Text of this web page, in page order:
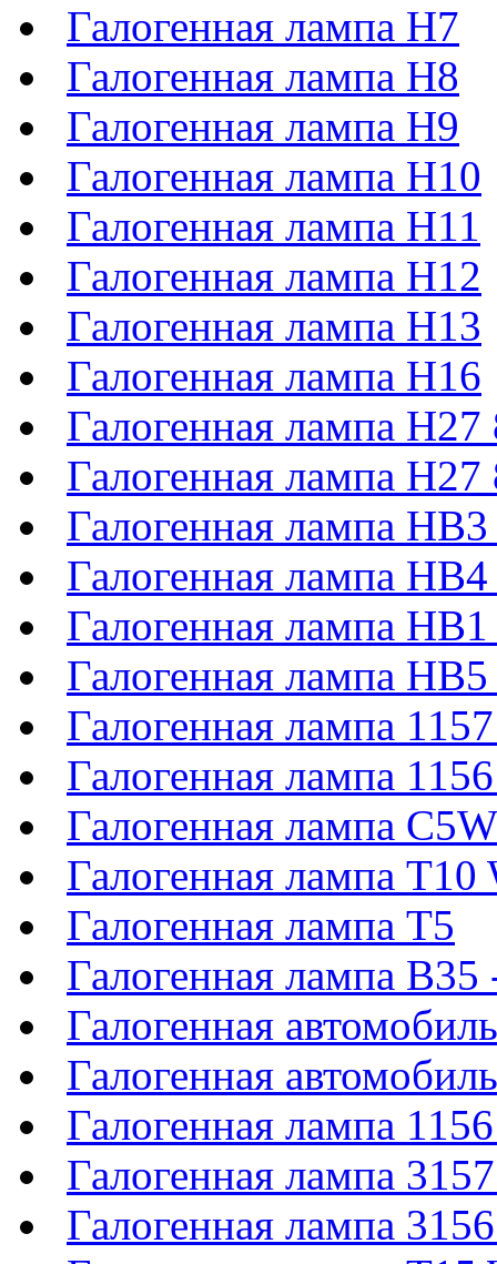
Галогенная лампа H7
Галогенная лампа H8
Галогенная лампа H9
Галогенная лампа H10
Галогенная лампа H11
Галогенная лампа H12
Галогенная лампа H13
Галогенная лампа H16
Галогенная лампа H27
Галогенная лампа H27
Галогенная лампа
Галогенная лампа
Галогенная лампа
Галогенная лампа
Галогенная лампа
Галогенная лампа
Галогенная лампа
Галогенная лампа T10
Галогенная лампа T5
Галогенная лампа
Галогенная
Галогенная
Галогенная лампа
Галогенная лампа
Галогенная лампа